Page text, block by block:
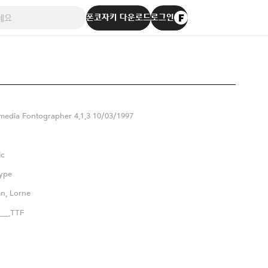
폰코자키 다운로드로그인
Fontographer 4.1.3 10/03/1997
Lorne